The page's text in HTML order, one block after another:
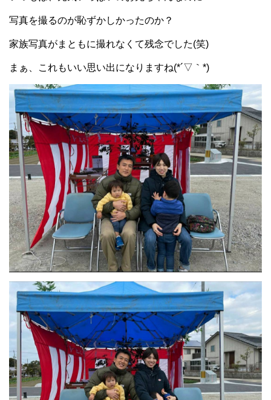
写真を撮るのが恥ずかしかったのか？
家族写真がまともに撮れなくて残念でした(笑)
まぁ、これもいい思い出になりますね(*´▽｀*)